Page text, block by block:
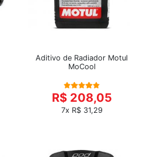
Aditivo de Radiador Motul
MoCool
R$ 208,05
7x R$ 31,29